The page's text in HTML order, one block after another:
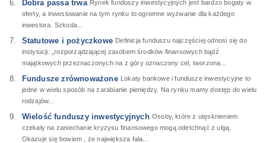
Dobra passa trwa Rynek funduszy inwestycyjnych jest bardzo bogaty w
oferty, a inwestowanie na tym rynku to ogromne wyzwanie dla każdego
inwestora. Szkoda...
Statutowe i pożyczkowe Definicja funduszu najczęściej odnosi się do
instytucji: „rozporządzającej zasobem środków finansowych bądź
majątkowych przeznaczonych na z góry oznaczony cel, tworzona...
Fundusze zrównoważone Lokaty bankowe i fundusze inwestycyjne to
jedne w wielu sposób na zarabianie pieniędzy. Na rynku mamy dostęp do wielu
rodzajów...
Wielość funduszy inwestycyjnych Osoby, które z utęsknieniem
czekały na zaniechanie kryzysu finansowego mogą odetchnąć z ulgą.
Okazuje się bowiem , że największa fala...